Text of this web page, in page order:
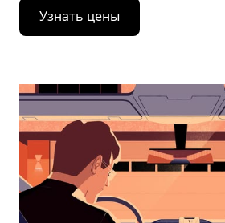
Нажмите
стрелку
вниз,
календарю
выбрать
дату.
Чтобы
закрыть
календарь,
нажмите
Esc.
Узнать цены